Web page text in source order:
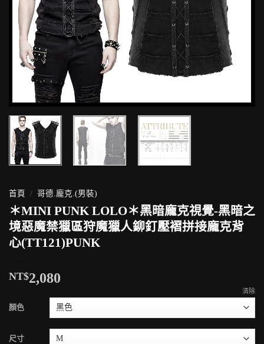
首頁 / 哥德.龐克.(男裝)
＊MINI PUNK LOLO＊黑暗龐克視覺-黑暗之
境惡魔禁獵區狩魔獵人鉚釘壓褶拼接龐克背
心(TT121)PUNK
NT$2,080
顏色
尺寸
清除